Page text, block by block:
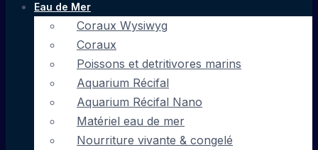
Eau de Mer
Coraux Wysiwyg
Coraux
Poissons et detritivores marins
Aquarium Récifal
Aquarium Récifal Nano
Matériel eau de mer
Nourriture vivante & congelé